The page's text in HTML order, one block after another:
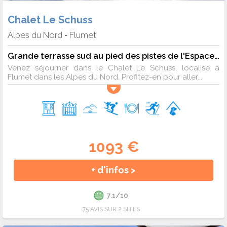
Chalet Le Schuss
Alpes du Nord - Flumet
Grande terrasse sud au pied des pistes de l'Espace Diamant - 6 pers. - 38m2 - TV
Venez séjourner dans le Chalet Le Schuss, localisé à
Flumet dans les Alpes du Nord. Profitez-en pour aller...
1093 €
+ d'infos >
7.1/10
75 AVIS SUR 2 SITES